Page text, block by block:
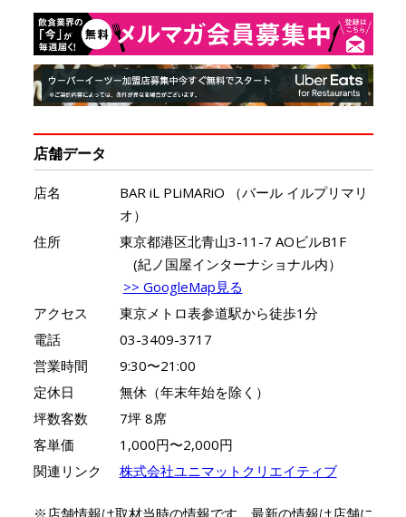
店舗データ
店名
BAR iL PLiMARiO （バール イルプリマリ
オ）
住所
東京都港区北青山3-11-7 AOビルB1F
(紀ノ国屋インターナショナル内）
>> GoogleMap見る
アクセス
東京メトロ表参道駅から徒歩1分
電話
03-3409-3717
営業時間
9:30〜21:00
定休日
無休（年末年始を除く）
坪数客数
7坪 8席
客単価
1,000円〜2,000円
関連リンク
株式会社ユニマットクリエイティブ